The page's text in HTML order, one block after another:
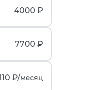
4000 ₽
7700 ₽
₽/месяц